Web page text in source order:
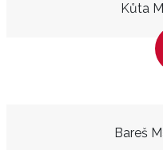
Kůta
Bareš